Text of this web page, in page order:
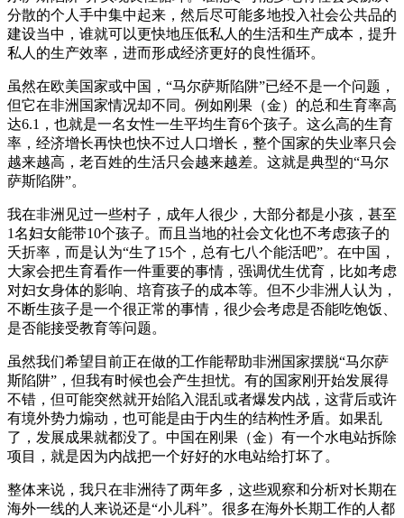
分散的个人手中集中起来，然后尽可能多地投入社会公共品的
建设当中，谁就可以更快地压低私人的生活和生产成本，提升
私人的生产效率，进而形成经济更好的良性循环。
虽然在欧美国家或中国，“马尔萨斯陷阱”已经不是一个问题，
但它在非洲国家情况却不同。例如刚果（金）的总和生育率高
达6.1，也就是一名女性一生平均生育6个孩子。这么高的生育
率，经济增长再快也快不过人口增长，整个国家的失业率只会
越来越高，老百姓的生活只会越来越差。这就是典型的“马尔
萨斯陷阱”。
我在非洲见过一些村子，成年人很少，大部分都是小孩，甚至
1名妇女能带10个孩子。而且当地的社会文化也不考虑孩子的
夭折率，而是认为“生了15个，总有七八个能活吧”。在中国，
大家会把生育看作一件重要的事情，强调优生优育，比如考虑
对妇女身体的影响、培育孩子的成本等。但不少非洲人认为，
不断生孩子是一个很正常的事情，很少会考虑是否能吃饱饭、
是否能接受教育等问题。
虽然我们希望目前正在做的工作能帮助非洲国家摆脱“马尔萨
斯陷阱”，但我有时候也会产生担忧。有的国家刚开始发展得
不错，但可能突然就开始陷入混乱或者爆发内战，这背后或许
有境外势力煽动，也可能是由于内生的结构性矛盾。如果乱
了，发展成果就都没了。中国在刚果（金）有一个水电站拆除
项目，就是因为内战把一个好好的水电站给打坏了。
整体来说，我只在非洲待了两年多，这些观察和分析对长期在
海外一线的人来说还是“小儿科”。很多在海外长期工作的人都